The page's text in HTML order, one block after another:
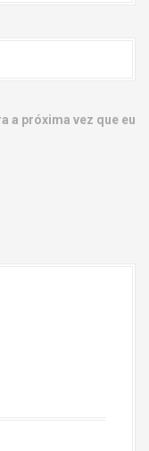
a próxima vez que eu